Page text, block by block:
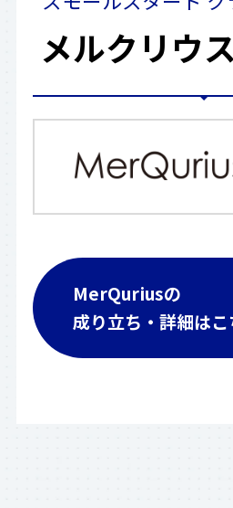
メルクリウ
MerQuriusの
成り立ち・詳細はこ